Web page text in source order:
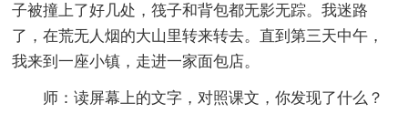
子被撞上了好几处，筏子和背包都无影无踪。我迷路
了，在荒无人烟的大山里转来转去。直到第三天中午，
我来到一座小镇，走进一家面包店。
师：读屏幕上的文字，对照课文，你发现了什么？